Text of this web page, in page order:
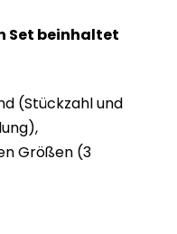
Set beinhaltet
(Stückzahl und
Größen (3